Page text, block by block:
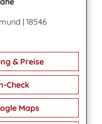
| 18546
& Preise
Check
Maps